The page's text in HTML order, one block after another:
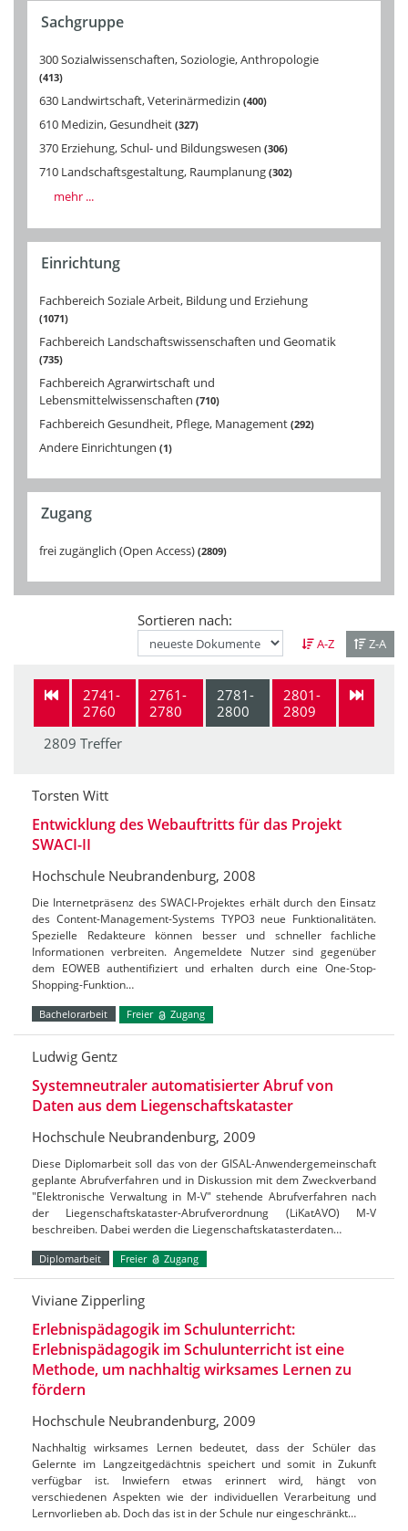
Sachgruppe
300 Sozialwissenschaften, Soziologie, Anthropologie
413
630 Landwirtschaft, Veterinärmedizin 400
610 Medizin, Gesundheit 327
370 Erziehung, Schul- und Bildungswesen 306
710 Landschaftsgestaltung, Raumplanung 302
mehr ...
Einrichtung
Fachbereich Soziale Arbeit, Bildung und Erziehung
1071
Fachbereich Landschaftswissenschaften und Geomatik
735
Fachbereich Agrarwirtschaft und
Lebensmittelwissenschaften 710
Fachbereich Gesundheit, Pflege, Management 292
Andere Einrichtungen 1
Zugang
frei zugänglich (Open Access) 2809
Sortieren nach:
A-Z Z-A
2741-
2760
2761-
2780
2781-
2800
2801-
2809
2809 Treffer
Torsten Witt
Entwicklung des Webauftritts für das Projekt
SWACI-II
Hochschule Neubrandenburg, 2008
Die Internetpräsenz des SWACI-Projektes erhält durch den Einsatz
des Content-Management-Systems TYPO3 neue Funktionalitäten.
Spezielle Redakteure können besser und schneller fachliche
Informationen verbreiten. Angemeldete Nutzer sind gegenüber
dem EOWEB authentifiziert und erhalten durch eine One-Stop-
Shopping-Funktion…
Bachelorarbeit Freier Zugang
Ludwig Gentz
Systemneutraler automatisierter Abruf von
Daten aus dem Liegenschaftskataster
Hochschule Neubrandenburg, 2009
Diese Diplomarbeit soll das von der GISAL-Anwendergemeinschaft
geplante Abrufverfahren und in Diskussion mit dem Zweckverband
"Elektronische Verwaltung in M-V" stehende Abrufverfahren nach
der Liegenschaftskataster-Abrufverordnung (LiKatAVO) M-V
beschreiben. Dabei werden die Liegenschaftskatasterdaten…
Diplomarbeit Freier Zugang
Viviane Zipperling
Erlebnispädagogik im Schulunterricht:
Erlebnispädagogik im Schulunterricht ist eine
Methode, um nachhaltig wirksames Lernen zu
fördern
Hochschule Neubrandenburg, 2009
Nachhaltig wirksames Lernen bedeutet, dass der Schüler das
Gelernte im Langzeitgedächtnis speichert und somit in Zukunft
verfügbar ist. Inwiefern etwas erinnert wird, hängt von
verschiedenen Aspekten wie der individuellen Verarbeitung und
Lernvorlieben ab. Doch das ist in der Schule nur eingeschränkt…